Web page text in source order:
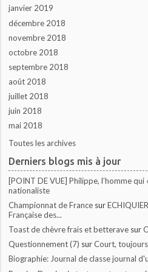
janvier 2019
décembre 2018
novembre 2018
octobre 2018
septembre 2018
août 2018
juillet 2018
juin 2018
mai 2018
Toutes les archives
Derniers blogs mis à jour
[POINT DE VUE] Philippe, l’homme qui
nationaliste
Championnat de France sur
Française des...
Toast de chèvre frais et betterave sur
Questionnement (7) surCourt,
Biographie: Journal de classe journal